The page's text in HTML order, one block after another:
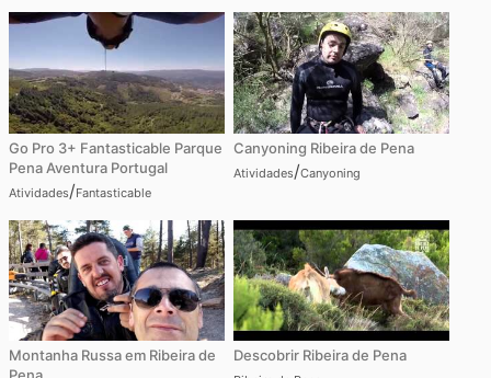
Go Pro 3+ Fantasticable Parque
Pena Aventura Portugal
Atividades/Fantasticable
Canyoning Ribeira de Pena
Atividades/Canyoning
Montanha Russa em Ribeira de
Descobrir Ribeira de Pena